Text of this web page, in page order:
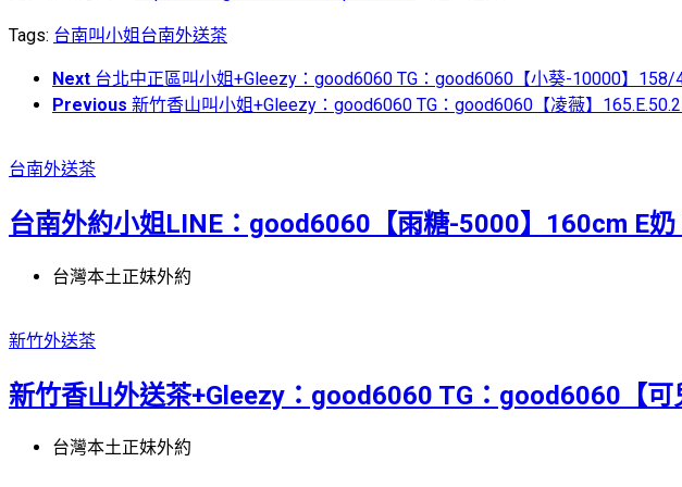
Tags: 台南叫小姐 台南外送茶
Next 台北中正區叫小姐+Gleezy：good6060 TG：good6060【小葵-10000】
Previous 新竹香山叫小姐+Gleezy：good6060 TG：good6060【凌薇】
台南外送茶
台南外約小姐LINE：good6060【雨糖-5000】160cm E
台灣本土正妹外約
新竹外送茶
新竹香山外送茶+Gleezy：good6060 TG：good6060【
台灣本土正妹外約